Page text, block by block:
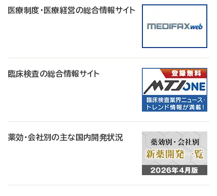
医療制度・医療経営の総合情報サイト
臨床検査の総合情報サイト
薬効・会社別の主な国内開発状況